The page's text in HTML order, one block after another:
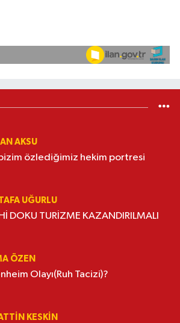
AKSU
özlediğimiz hekim portresi
UĞURLU
DOKU TURİZME KAZANDIRILMALI
ÖZEN
Olayı(Ruh Tacizi)?
KESKİN